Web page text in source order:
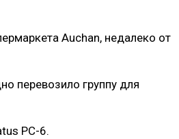
Auchan, недалеко от
перевозило группу для
PC-6.